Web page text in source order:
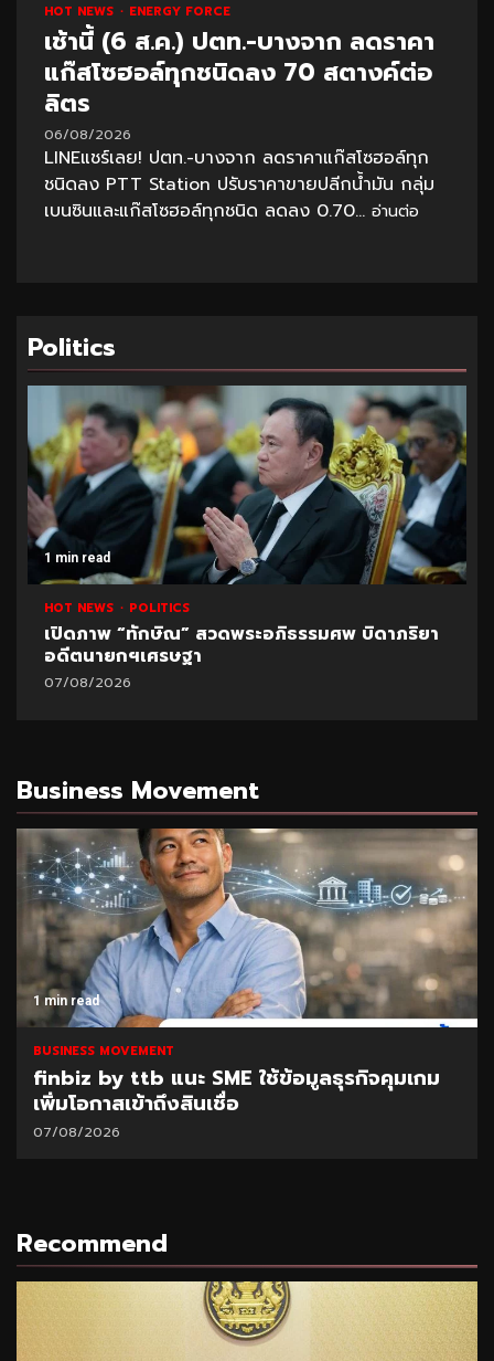
HOT NEWS ENERGY FORCE
เช้านี้ (6 ส.ค.) ปตท.-บางจาก ลดราคา
แก๊สโซฮอล์ทุกชนิดลง 70 สตางค์ต่อ
ลิตร
06/08/2026
LINEแชร์เลย! ปตท.-บางจาก ลดราคาแก๊สโซฮอล์ทุก
ชนิดลง PTT Station ปรับราคาขายปลีกน้ำมัน กลุ่ม
เบนซินและแก๊สโซฮอล์ทุกชนิด ลดลง 0.70... อ่านต่อ
Politics
1 min read
HOT NEWS POLITICS
เปิดภาพ “ทักษิณ” สวดพระอภิธรรมศพ บิดาภริยา
อดีตนายกฯเศรษฐา
07/08/2026
Business Movement
1 min read
BUSINESS MOVEMENT
finbiz by ttb แนะ SME ใช้ข้อมูลธุรกิจคุมเกม
เพิ่มโอกาสเข้าถึงสินเชื่อ
07/08/2026
Recommend